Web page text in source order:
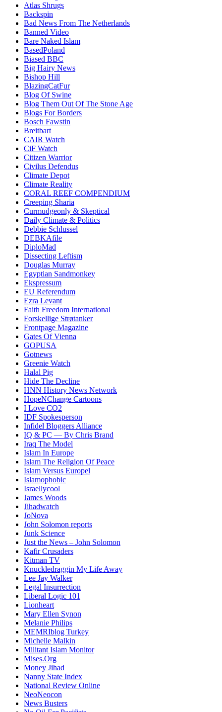
Atlas Shrugs
Backspin
Bad News From The Netherlands
Banned Video
Bare Naked Islam
BasedPoland
Biased BBC
Big Hairy News
Bishop Hill
BlazingCatFur
Blog Of Swine
Blog Them Out Of The Stone Age
Blogs For Borders
Bosch Fawstin
Breitbart
CAIR Watch
CiF Watch
Citizen Warrior
Civilus Defendus
Climate Depot
Climate Reality
CORAL REEF COMPENDIUM
Creeping Sharia
Curmudgeonly & Skeptical
Daily Climate & Politics
Debbie Schlussel
DEBKAfile
DiploMad
Dissecting Leftism
Douglas Murray
Egyptian Sandmonkey
Ekspressum
EU Referendum
Ezra Levant
Faith Freedom International
Forskellige Strøtanker
Frontpage Magazine
Gates Of Vienna
GOPUSA
Gotnews
Greenie Watch
Halal Pig
Hide The Decline
HNN History News Network
HopeNChange Cartoons
I Love CO2
IDF Spokesperson
Infidel Bloggers Alliance
IQ & PC — By Chris Brand
Iraq The Model
Islam In Europe
Islam The Religion Of Peace
Islam Versus Europel
Islamophobic
Israellycool
James Woods
Jihadwatch
JoNova
John Solomon reports
Junk Science
Just the News – John Solomon
Kafir Crusaders
Kitman TV
Knuckledraggin My Life Away
Lee Jay Walker
Legal Insurrection
Liberal Logic 101
Lionheart
Mary Ellen Synon
Melanie Philips
MEMRIblog Turkey
Michelle Malkin
Militant Islam Monitor
Mises.Org
Money Jihad
Nanny State Index
National Review Online
NeoNeocon
News Busters